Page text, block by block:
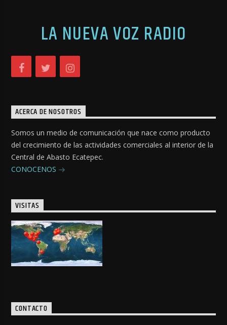
LA NUEVA VOZ RADIO
ACERCA DE NOSOTROS
Somos un medio de comunicación que nace como producto
del crecimiento de las actividades comerciales al interior de la
Central de Abasto Ecatepec.
CONOCENOS
VISITAS
CONTACTO